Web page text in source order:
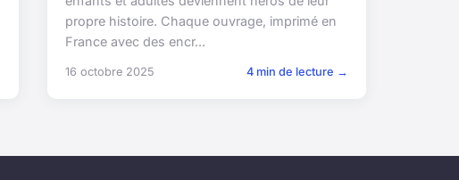
propre histoire. Chaque ouvrage, imprimé en
France avec des encr...
16 octobre 2025 4 min de lecture →